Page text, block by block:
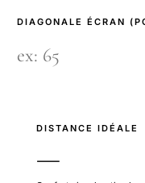
DIAGONALE ÉCRAN
DISTANCE IDÉALE
—